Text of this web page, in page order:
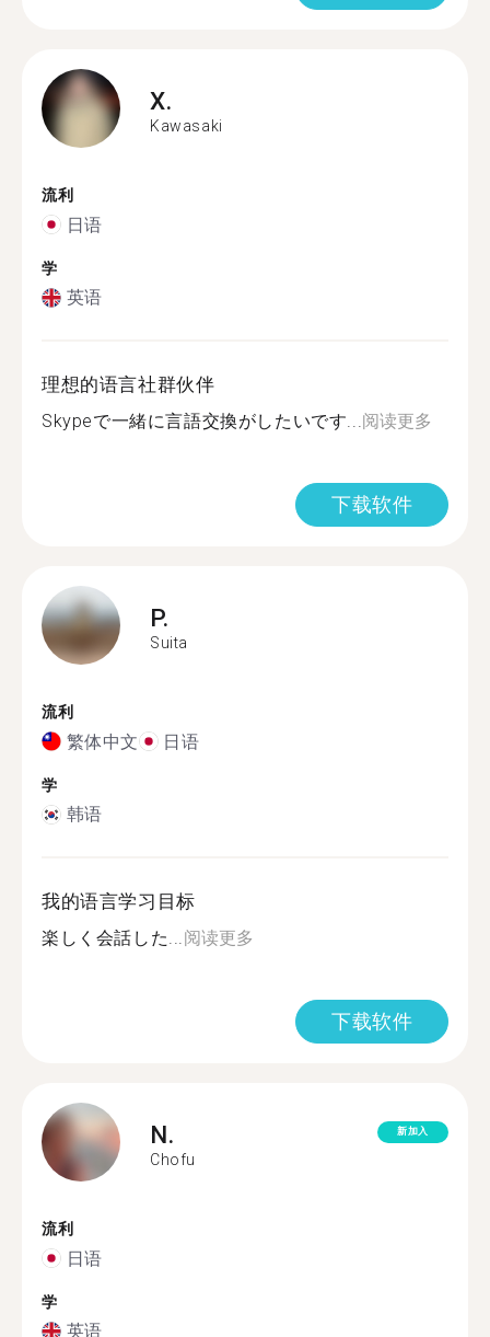
X.
Kawasaki
流利
日语
学
英语
理想的语言社群伙伴
Skypeで一緒に言語交換がしたいです...阅读更多
下载软件
P.
Suita
流利
繁体中文 日语
学
韩语
我的语言学习目标
楽しく会話した...阅读更多
下载软件
N.
Chofu
新加入
流利
日语
学
英语